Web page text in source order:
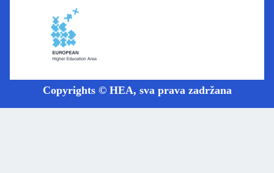
Copyrights © HEA, sva prava zadržana